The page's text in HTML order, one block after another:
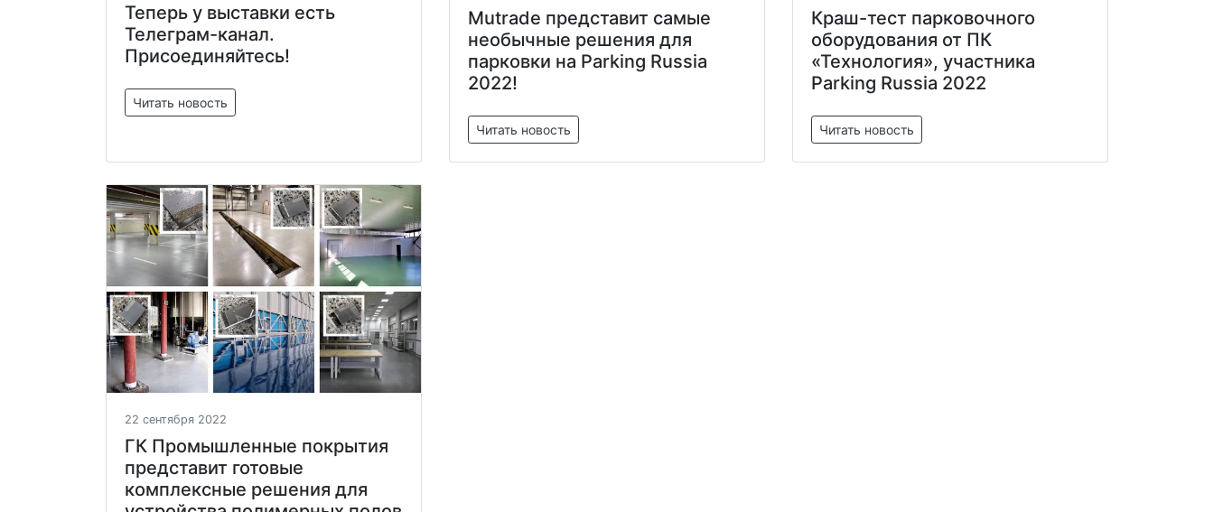
Теперь у выставки есть
Телеграм-канал.
Присоединяйтесь!
Читать новость
Mutrade представит самые
необычные решения для
парковки на Parking Russia
2022!
Читать новость
Краш-тест парковочного
оборудования от ПК
«Технология», участника
Parking Russia 2022
Читать новость
22 сентября 2022
ГК Промышленные покрытия
представит готовые
комплексные решения для